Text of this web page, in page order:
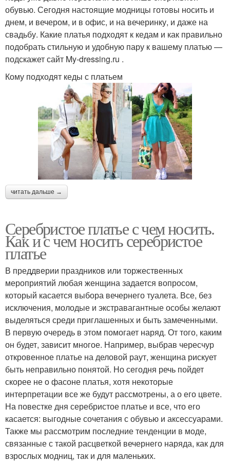
обувью. Сегодня настоящие модницы готовы носить и
днем, и вечером, и в офис, и на вечеринку, и даже на
свадьбу. Какие платья подходят к кедам и как правильно
подобрать стильную и удобную пару к вашему платью —
подскажет сайт My-dressing.ru .
Кому подходят кеды с платьем
читать дальше →
Серебристое платье с чем носить.
Как и с чем носить серебристое
платье
В преддверии праздников или торжественных
мероприятий любая женщина задается вопросом,
который касается выбора вечернего туалета. Все, без
исключения, молодые и экстравагантные особы желают
выделяться среди приглашенных и быть замеченными.
В первую очередь в этом помогает наряд. От того, каким
он будет, зависит многое. Например, выбрав чересчур
откровенное платье на деловой раут, женщина рискует
быть неправильно понятой. Но сегодня речь пойдет
скорее не о фасоне платья, хотя некоторые
интерпретации все же будут рассмотрены, а о его цвете.
На повестке дня серебристое платье и все, что его
касается: выгодные сочетания с обувью и аксессуарами.
Также мы рассмотрим последние тенденции в моде,
связанные с такой расцветкой вечернего наряда, как для
взрослых модниц, так и для маленьких.